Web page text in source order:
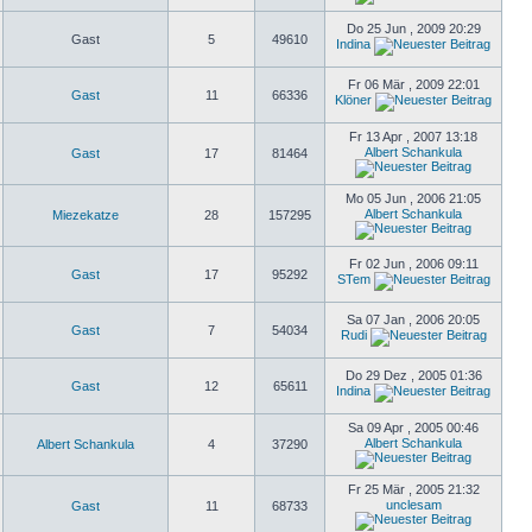
Gast 5 49610
Do 25 Jun , 2009 20:29
Indina
Gast 11 66336
Fr 06 Mär , 2009 22:01
Klöner
Gast 17 81464
Fr 13 Apr , 2007 13:18
Albert Schankula
Miezekatze 28 157295
Mo 05 Jun , 2006 21:05
Albert Schankula
Gast 17 95292
Fr 02 Jun , 2006 09:11
STem
Gast 7 54034
Sa 07 Jan , 2006 20:05
Rudi
Gast 12 65611
Do 29 Dez , 2005 01:36
Indina
Albert Schankula 4 37290
Sa 09 Apr , 2005 00:46
Albert Schankula
Gast 11 68733
Fr 25 Mär , 2005 21:32
unclesam